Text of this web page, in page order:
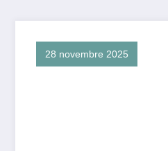
28 novembre 2025